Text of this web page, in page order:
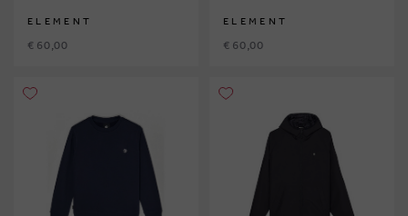
ELEMENT
€ 60,00
ELEMENT
€ 60,00